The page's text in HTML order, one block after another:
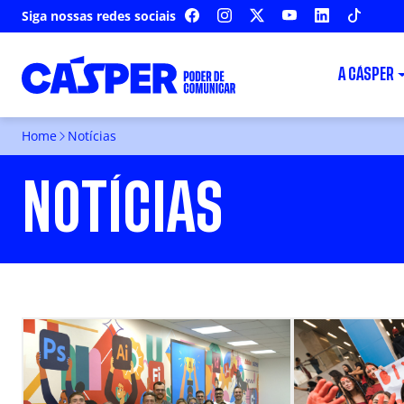
Siga nossas redes sociais FACEBOOKINSTAGRAM YOUTUBELINKEDIN
A CÁSPER
Home Notícias
NOTÍCIAS